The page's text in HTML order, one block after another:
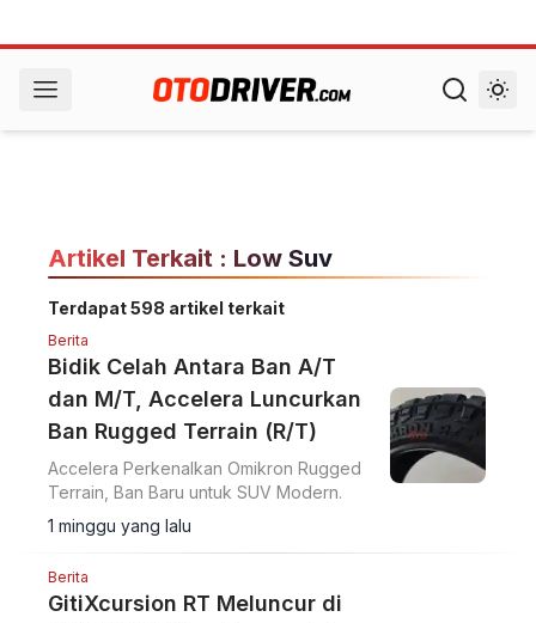
Artikel Terkait : Low Suv
Terdapat 598 artikel terkait
Berita
Bidik Celah Antara Ban A/T
dan M/T, Accelera Luncurkan
Ban Rugged Terrain (R/T)
Accelera Perkenalkan Omikron Rugged
Terrain, Ban Baru untuk SUV Modern.
1 minggu yang lalu
Berita
GitiXcursion RT Meluncur di